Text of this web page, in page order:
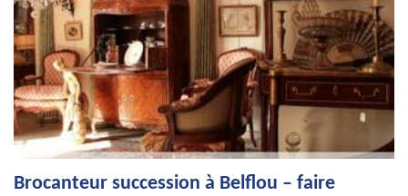
Brocanteur succession à Belflou – faire